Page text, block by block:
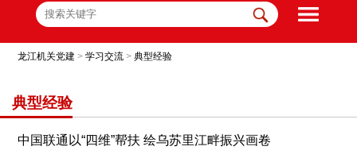
龙江机关党建 >学习交流 >典型经验
典型经验
中国联通以“四维”帮扶 绘乌苏里江畔振兴画卷